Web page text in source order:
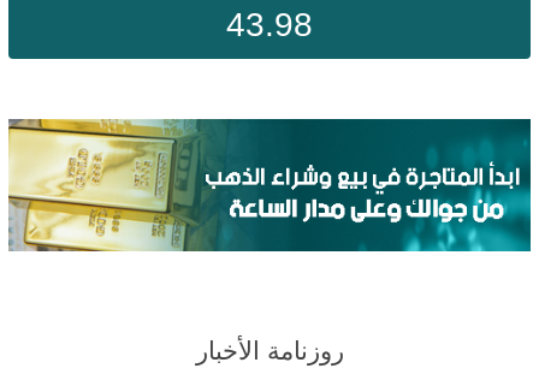
43.98
روزنامة الأخبار